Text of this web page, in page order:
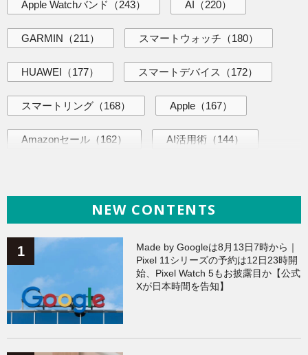
Apple Watchバンド （243） AI （220）
GARMIN （211） スマートウォッチ （180）
HUAWEI （177） スマートデバイス （172）
スマートリング （168） Apple （167）
Amazonセール （162） AI活用術 （144）
ガジェット（134）
Galaxy（133） （131）
AppleWatchアクセサリー（123） Fitbit（121）
Xiaomi（118）
NEW CONTENTS
Made by Googleは8月13日7時から｜
Pixel 11シリーズの予約は12日23時開
始、Pixel Watch 5もお披露目か【公式
Xが日本時間を告知】